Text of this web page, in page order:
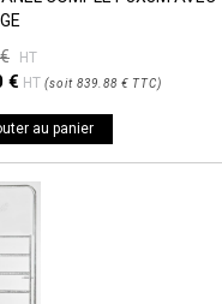
HT
€ HT (soit 839.88 € TTC)
au panier